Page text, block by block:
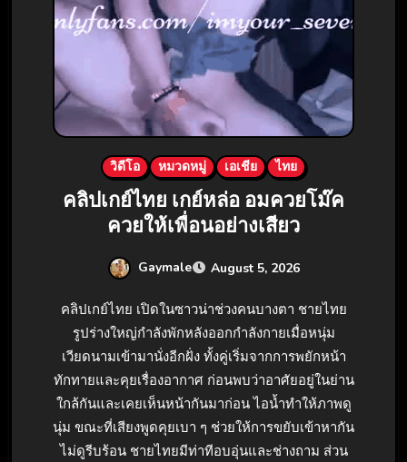
วิดีโอ หมวดหมู่ เอเชีย ไทย
คลิปเกย์ไทย เกย์หล่อ อมควยโม๊ค
ควยให้เพื่อนอย่างเสียว
Gaymale August 5, 2026
คลิปเกย์ไทย เปิดในซาวน่าช่วงคนบางตา ชายไทย
รูปร่างใหญ่กำลังพักหลังออกกำลังกายเมื่อหนุ่ม
เวียดนามเข้ามานั่งอีกฝั่ง ทั้งคู่เริ่มจากการพยักหน้า
ทักทายและคุยเรื่องอากาศ ก่อนพบว่าอาศัยอยู่ในย่าน
ใกล้กันและเคยเห็นหน้ากันมาก่อน ไอน้ำทำให้ภาพดู
นุ่ม ขณะที่เสียงพูดคุยเบา ๆ ช่วยให้การขยับเข้าหากัน
ไม่ดูรีบร้อน ชายไทยมีท่าทีอบอุ่นและช่างถาม ส่วน